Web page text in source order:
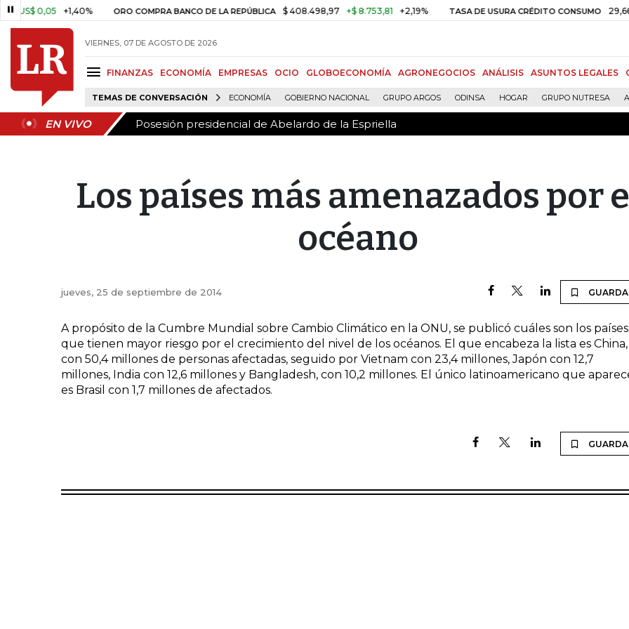
0,05 +1,40% ORO COMPRA BANCO DE LA REPÚBLICA $ 408.498,97 +$ 8.753,81 +2,19% TASA DE USURA CRÉDITO CONSUMO 29,66%
VIERNES, 07 DE AGOSTO DE 2026
FINANZAS ECONOMÍA EMPRESAS OCIO GLOBOECONOMÍA AGRONEGOCIOS ANÁLISIS ASUNTOS LEGALES
TEMAS DE CONVERSACIÓN ECONOMÍA GOBIERNO NACIONAL GRUPO ARGOS ODINSA HOGAR GRUPO NUTRESA
EN VIVO Posesión presidencial de Abelardo de la Espriella
EN VIVO Posesión presidencial de Abelardo de la Espriella
Los países más amenazados por
océano
jueves, 25 de septiembre de 2014
A propósito de la Cumbre Mundial sobre Cambio Climático en la ONU, se publicó cuáles son los países
que tienen mayor riesgo por el crecimiento del nivel de los océanos. El que encabeza la lista es China,
con 50,4 millones de personas afectadas, seguido por Vietnam con 23,4 millones, Japón con 12,7
millones, India con 12,6 millones y Bangladesh, con 10,2 millones. El único latinoamericano que
es Brasil con 1,7 millones de afectados.